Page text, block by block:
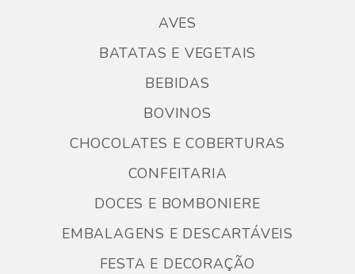
AVES
BATATAS E VEGETAIS
BEBIDAS
BOVINOS
CHOCOLATES E COBERTURAS
CONFEITARIA
DOCES E BOMBONIERE
EMBALAGENS E DESCARTÁVEIS
FESTA E DECORAÇÃO